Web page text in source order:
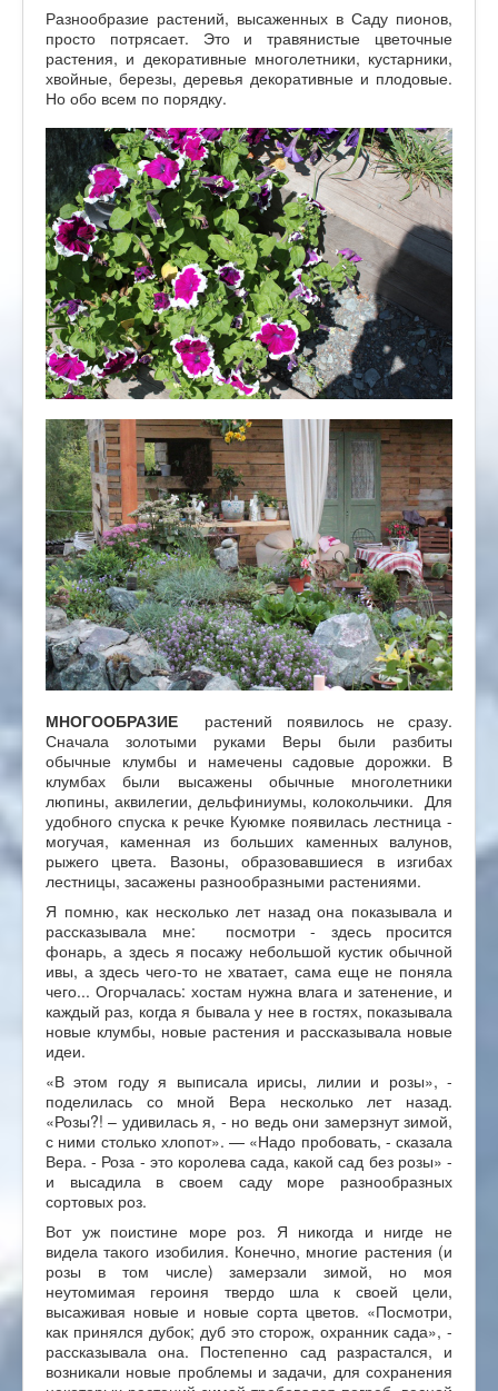
Разнообразие растений, высаженных в Саду пионов,
просто потрясает. Это и травянистые цветочные
растения, и декоративные многолетники, кустарники,
хвойные, березы, деревья декоративные и плодовые.
Но обо всем по порядку.
МНОГООБРАЗИЕ растений появилось не сразу.
Сначала золотыми руками Веры были разбиты
обычные клумбы и намечены садовые дорожки. В
клумбах были высажены обычные многолетники
люпины, аквилегии, дельфиниумы, колокольчики. Для
удобного спуска к речке Куюмке появилась лестница -
могучая, каменная из больших каменных валунов,
рыжего цвета. Вазоны, образовавшиеся в изгибах
лестницы, засажены разнообразными растениями.
Я помню, как несколько лет назад она показывала и
рассказывала мне: посмотри - здесь просится
фонарь, а здесь я посажу небольшой кустик обычной
ивы, а здесь чего-то не хватает, сама еще не поняла
чего... Огорчалась: хостам нужна влага и затенение, и
каждый раз, когда я бывала у нее в гостях, показывала
новые клумбы, новые растения и рассказывала новые
идеи.
«В этом году я выписала ирисы, лилии и розы», -
поделилась со мной Вера несколько лет назад.
«Розы?! – удивилась я, - но ведь они замерзнут зимой,
с ними столько хлопот». — «Надо пробовать, - сказала
Вера. - Роза - это королева сада, какой сад без розы» -
и высадила в своем саду море разнообразных
сортовых роз.
Вот уж поистине море роз. Я никогда и нигде не
видела такого изобилия. Конечно, многие растения (и
розы в том числе) замерзали зимой, но моя
неутомимая героиня твердо шла к своей цели,
высаживая новые и новые сорта цветов. «Посмотри,
как принялся дубок; дуб это сторож, охранник сада», -
рассказывала она. Постепенно сад разрастался, и
возникали новые проблемы и задачи, для сохранения